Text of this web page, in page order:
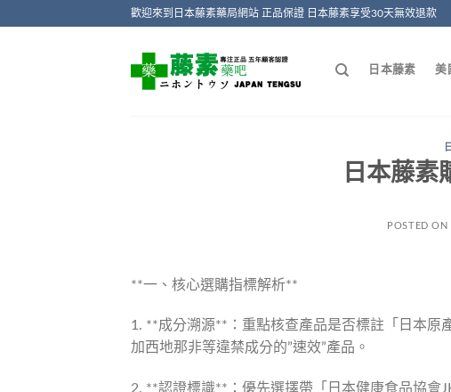
歡迎來到日本藤素藥局網站 正品保證 日本藤素享受30天無效退款
日本藤素 美
日本藤素
POSTED ON
**一、核心選購指標解析**
1. **成分溯源**：重點核查產品是否標註「日本原
加西地那非等違禁成分的”速效”產品。
2. **認證標識**：優先選擇帶「日本健康食品協會